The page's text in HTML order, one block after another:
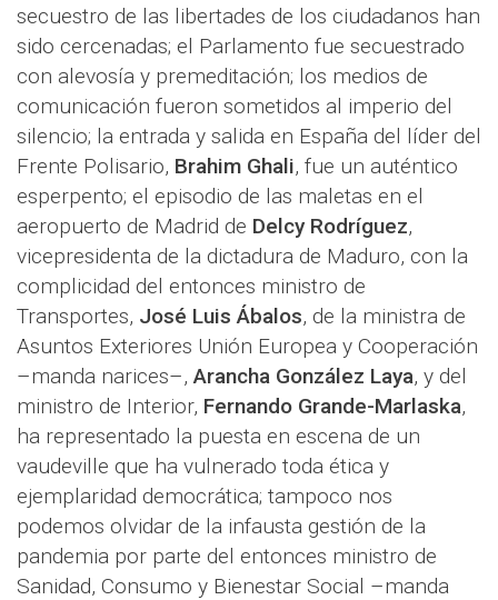
secuestro de las libertades de los ciudadanos han
sido cercenadas; el Parlamento fue secuestrado
con alevosía y premeditación; los medios de
comunicación fueron sometidos al imperio del
silencio; la entrada y salida en España del líder del
Frente Polisario, Brahim Ghali, fue un auténtico
esperpento; el episodio de las maletas en el
aeropuerto de Madrid de Delcy Rodríguez,
vicepresidenta de la dictadura de Maduro, con la
complicidad del entonces ministro de
Transportes, José Luis Ábalos, de la ministra de
Asuntos Exteriores Unión Europea y Cooperación
–manda narices–,Arancha González Laya, y del
ministro de Interior, Fernando Grande-Marlaska,
ha representado la puesta en escena de un
vaudeville que ha vulnerado toda ética y
ejemplaridad democrática; tampoco nos
podemos olvidar de la infausta gestión de la
pandemia por parte del entonces ministro de
Sanidad, Consumo y Bienestar Social –manda